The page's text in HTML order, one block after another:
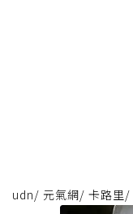
udn/ 元氣網/ 卡路里/